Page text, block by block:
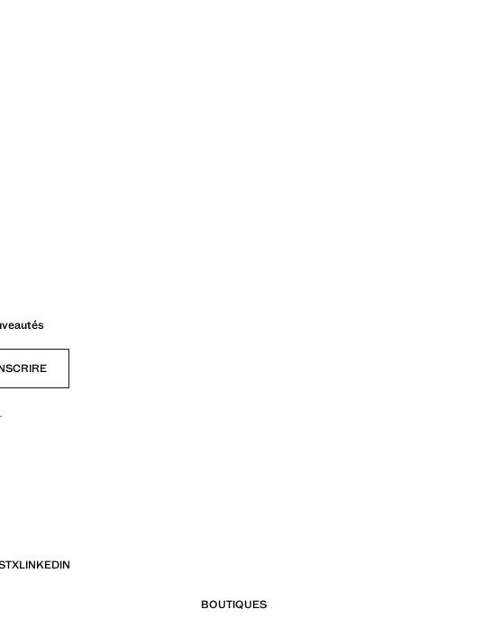
.
XLINKEDIN
BOUTIQUES